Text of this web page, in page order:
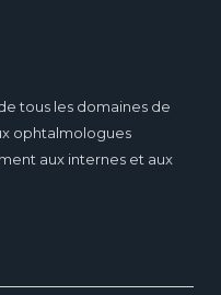
tous les domaines de
ophtalmologues
aux internes et aux